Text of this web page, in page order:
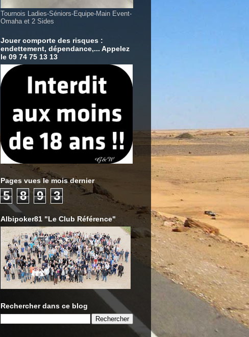
Tournois Ladies-Séniors-Equipe-Main Event-
Omaha et 2 Sides
Jouer comporte des risques :
endettement, dépendance,... Appelez
le 09 74 75 13 13
Pages vues le mois dernier
5 8 9 3
Albipoker81 "Le Club Référence"
Rechercher dans ce blog